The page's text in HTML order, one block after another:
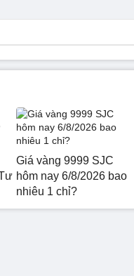
Giá vàng 9999 SJC
hôm nay 6/8/2026 bao
nhiêu 1 chỉ?